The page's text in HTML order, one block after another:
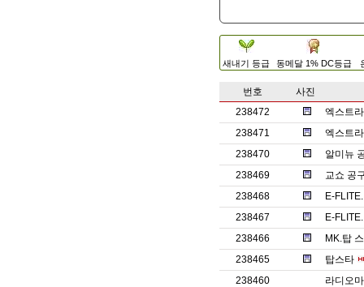
새내기 등급 동메달 1% DC등급
번호
사진
238472
엑스트
238471
엑스트라
238470
알미뉴
238469
교쇼 공
238468
E-
238467
E-FLITE.
238466
MK.탑
238465
탑스타
238460
라디오